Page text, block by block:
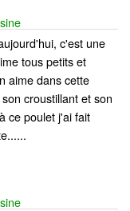
c'est une
tous petits et
aime dans cette
croustillant et son
ce poulet j'ai fait